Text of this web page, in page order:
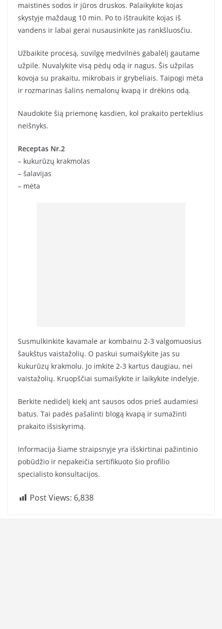
maistinės sodos ir jūros druskos. Palaikykite kojas
skystyje maždaug 10 min. Po to ištraukite kojas iš
vandens ir labai gerai nusausinkite jas rankšluosčiu.
Užbaikite procesą, suvilgę medvilnės gabalėlį gautame
užpile. Nuvalykite visą pėdų odą ir nagus. Šis užpilas
kovoja su prakaitu, mikrobais ir grybeliais. Taipogi mėta
ir rozmarinas šalins nemalonų kvapą ir drėkins odą.
Naudokite šią priemonę kasdien, kol prakaito perteklius
neišnyks.
Receptas Nr.2
– kukurūzų krakmolas
– šalavijas
– mėta
Susmulkinkite kavamale ar kombainu 2-3 valgomuosius
šaukštus vaistažolių. O paskui sumaišykite jas su
kukurūzų krakmolu. Jo imkite 2-3 kartus daugiau, nei
vaistažolių. Kruopščiai sumaišykite ir laikykite indelyje.
Berkite nedidelį kiekį ant sausos odos prieš audamiesi
batus. Tai padės pašalinti blogą kvapą ir sumažinti
prakaito išsiskyrimą.
Informacija šiame straipsnyje yra išskirtinai pažintinio
pobūdžio ir nepakeičia sertifikuoto šio profilio
specialisto konsultacijos.
Post Views: 6,838